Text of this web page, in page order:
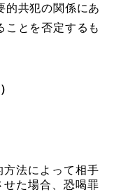
的共犯の関係にあ
ことを否定するも
法によって相手
た場合、恐喝罪